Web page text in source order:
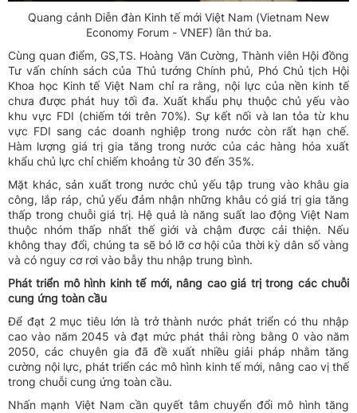
Quang cảnh Diễn đàn Kinh tế mới Việt Nam (Vietnam New
Economy Forum - VNEF) lần thứ ba.
Cùng quan điểm, GS,TS. Hoàng Văn Cường, Thành viên Hội đồng
Tư vấn chính sách của Thủ tướng Chính phủ, Phó Chủ tịch Hội
Khoa học Kinh tế Việt Nam chỉ ra rằng, nội lực của nền kinh tế
chưa được phát huy tối đa. Xuất khẩu phụ thuộc chủ yếu vào
khu vực FDI (chiếm tới trên 70%). Sự kết nối và lan tỏa từ khu
vực FDI sang các doanh nghiệp trong nước còn rất hạn chế.
Hàm lượng giá trị gia tăng trong nước của các hàng hóa xuất
khẩu chủ lực chỉ chiếm khoảng từ 30 đến 35%.
Mặt khác, sản xuất trong nước chủ yếu tập trung vào khâu gia
công, lắp ráp, chủ yếu đảm nhận những khâu có giá trị gia tăng
thấp trong chuỗi giá trị. Hệ quả là năng suất lao động Việt Nam
thuộc nhóm thấp nhất thế giới và chậm được cải thiện. Nếu
không thay đổi, chúng ta sẽ bỏ lỡ cơ hội của thời kỳ dân số vàng
và có nguy cơ rơi vào bẫy thu nhập trung bình.
Phát triển mô hình kinh tế mới, nâng cao giá trị trong các chuỗi
cung ứng toàn cầu
Để đạt 2 mục tiêu lớn là trở thành nước phát triển có thu nhập
cao vào năm 2045 và đạt mức phát thải ròng bằng 0 vào năm
2050, các chuyên gia đã đề xuất nhiều giải pháp nhằm tăng
cường nội lực, phát triển các mô hình kinh tế mới, nâng cao vị thế
trong chuỗi cung ứng toàn cầu.
Nhấn mạnh Việt Nam cần quyết tâm chuyển đổi mô hình tăng